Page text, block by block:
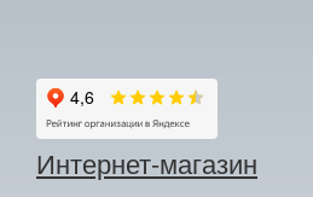
Интернет-магазин